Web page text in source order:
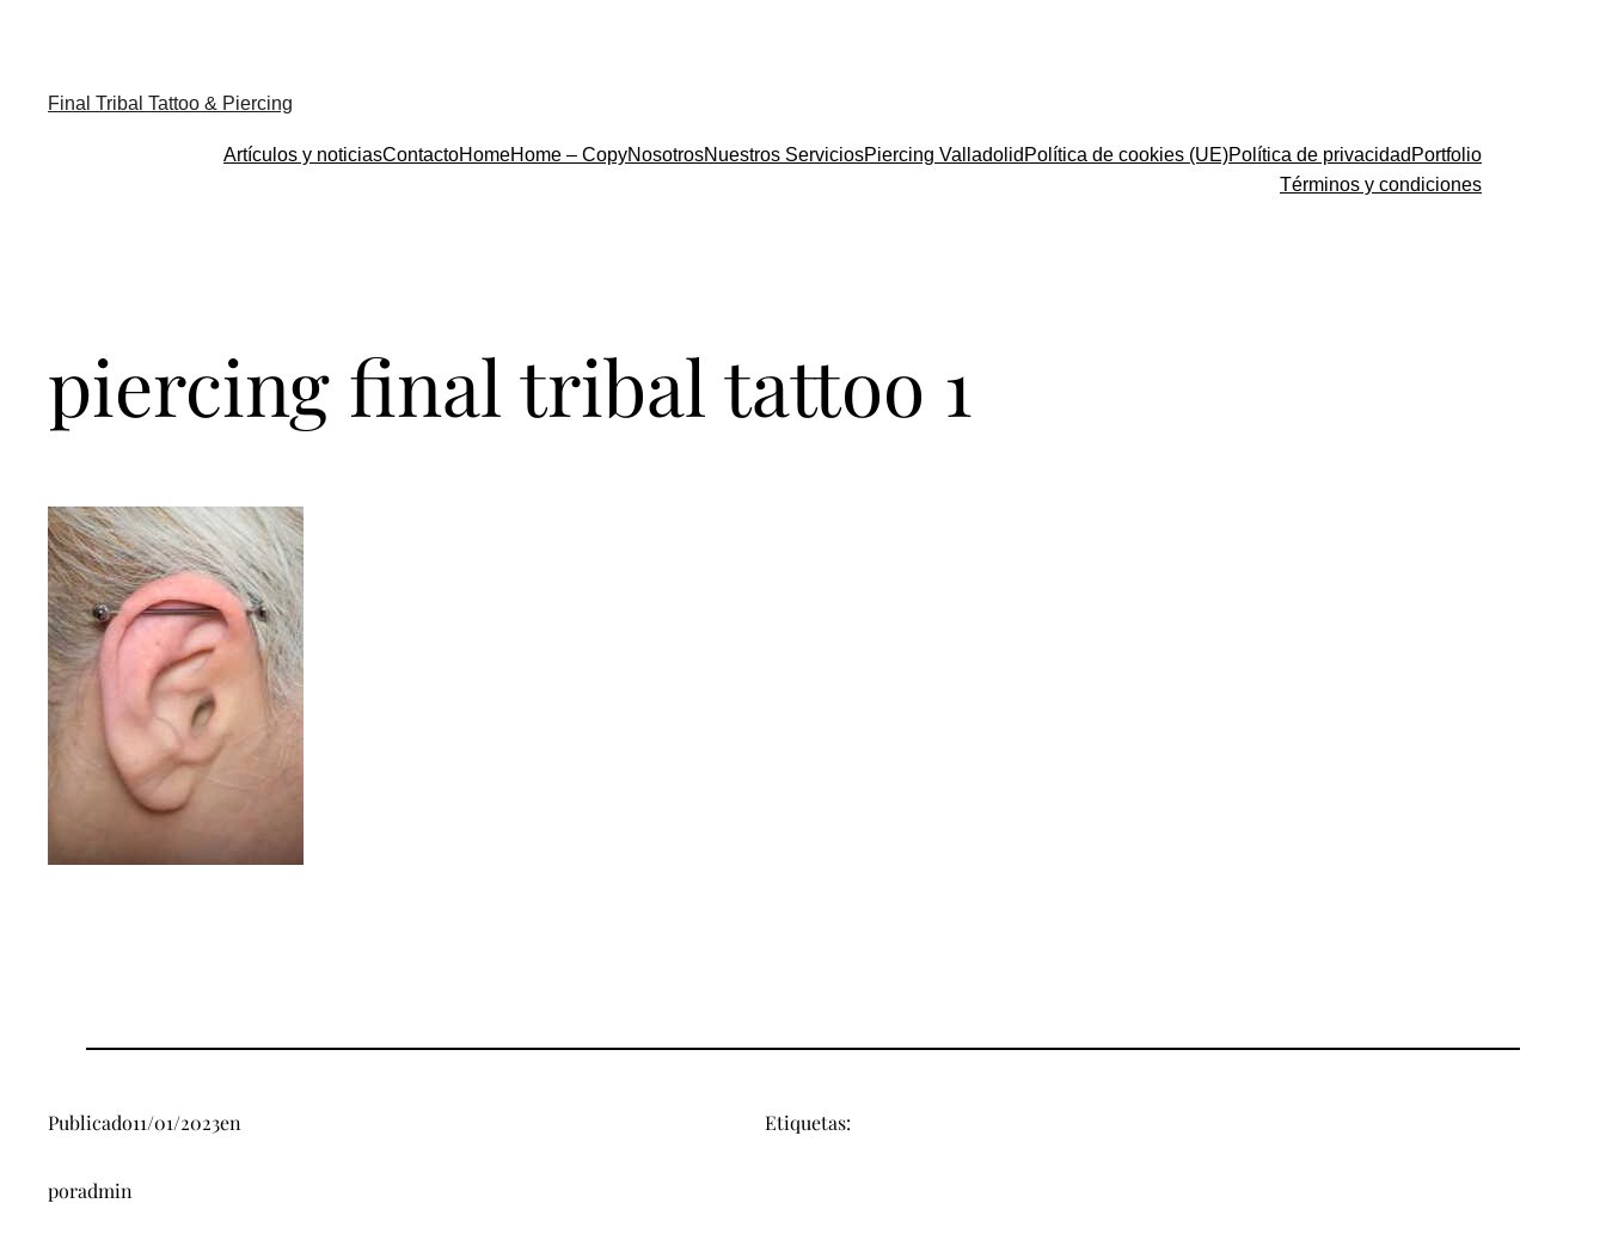
Final Tribal Tattoo & Piercing
Artículos y noticiasContactoHomeHome – CopyNosotrosNuestros ServiciosPiercing Valladolid Política de cookies (UE)Política de privacidad Portfolio
Términos y condiciones
piercing final tribal tattoo 1
Publicado11/01/2023en
poradmin
Etiquetas: